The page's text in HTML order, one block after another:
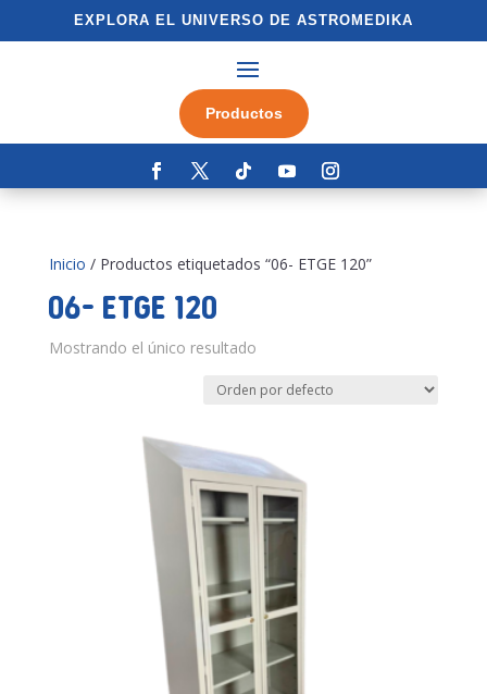
EXPLORA EL UNIVERSO DE ASTROMEDIKA
Productos
Inicio / Productos etiquetados “06- ETGE 120”
06- ETGE 120
Mostrando el único resultado